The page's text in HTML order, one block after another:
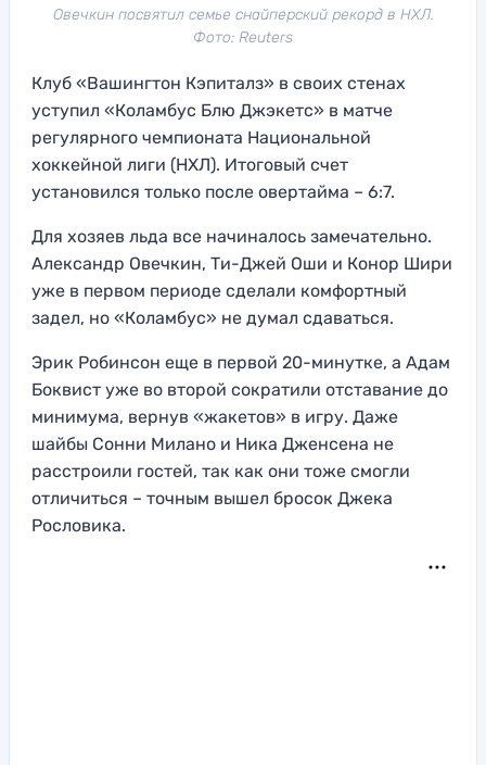
Овечкин посвятил семье снайперский рекорд в НХЛ.
Фото: Reuters
Клуб «Вашингтон Кэпиталз» в своих стенах
уступил «Коламбус Блю Джэкетс» в матче
регулярного чемпионата Национальной
хоккейной лиги (НХЛ). Итоговый счет
установился только после овертайма – 6:7.
Для хозяев льда все начиналось замечательно.
Александр Овечкин, Ти-Джей Оши и Конор Шири
уже в первом периоде сделали комфортный
задел, но «Коламбус» не думал сдаваться.
Эрик Робинсон еще в первой 20-минутке, а Адам
Боквист уже во второй сократили отставание до
минимума, вернув «жакетов» в игру. Даже
шайбы Сонни Милано и Ника Дженсена не
расстроили гостей, так как они тоже смогли
отличиться – точным вышел бросок Джека
Рословика.